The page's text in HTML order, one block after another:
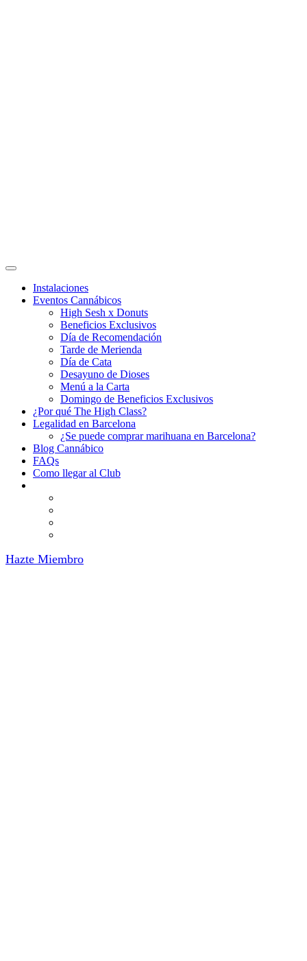
Instalaciones
Eventos Cannábicos
High Sesh x Donuts
Beneficios Exclusivos
Día de Recomendación
Tarde de Merienda
Día de Cata
Desayuno de Dioses
Menú a la Carta
Domingo de Beneficios Exclusivos
¿Por qué The High Class?
Legalidad en Barcelona
¿Se puede comprar marihuana en Barcelona?
Blog Cannábico
FAQs
Como llegar al Club
Hazte Miembro